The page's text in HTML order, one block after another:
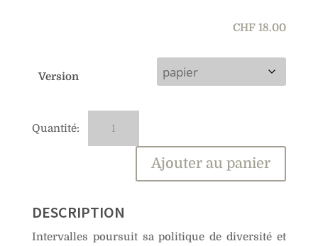
CHF 18.00
Version
du
patrimoine
Ajouter au panier
e
t
DESCRIPTION
Intervalles poursuit sa politique de diversité et